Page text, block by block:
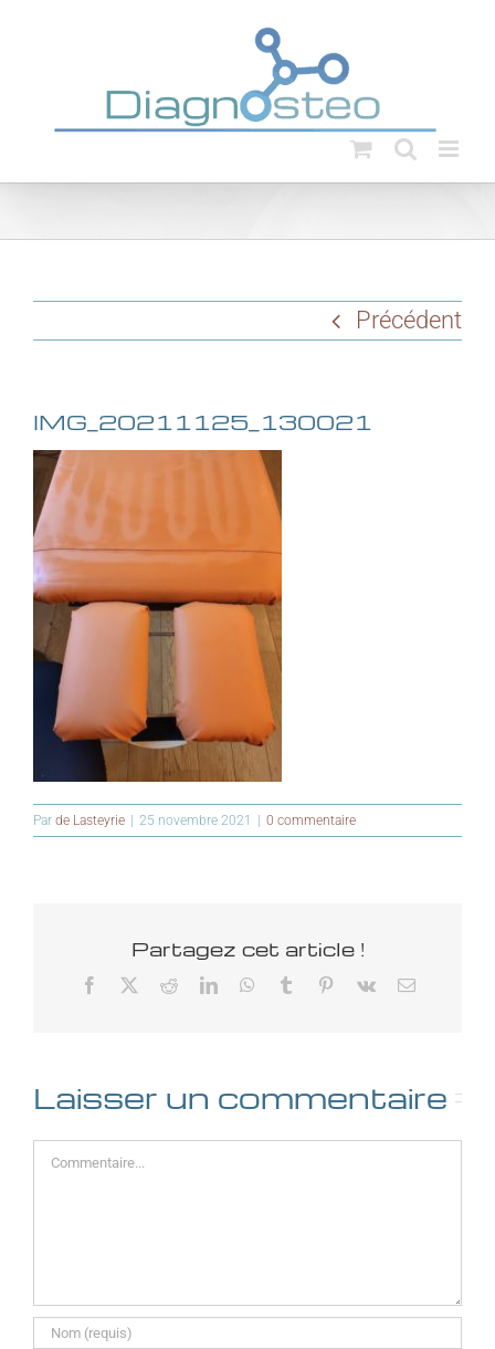
Précédent
IMG_20211125_130021
Par de Lasteyrie 25 novembre 2021 0 commentaire
Partagez cet article !
Facebook RedditLinkedInWhatsApp
Tumblr Pinterest
Vk Email
Laisser un commentaire
Commentaire